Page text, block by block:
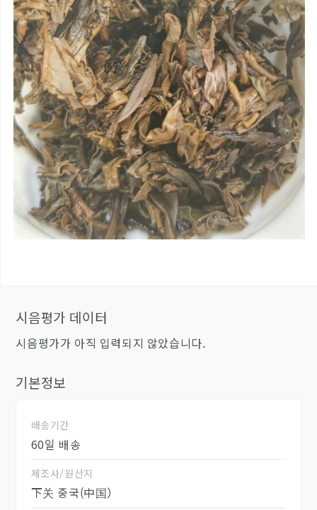
시음평가 데이터
시음평가가 아직 입력되지 않았습니다.
기본정보
배송기간
60일 배송
제조사/원산지
下关 중국(中国）